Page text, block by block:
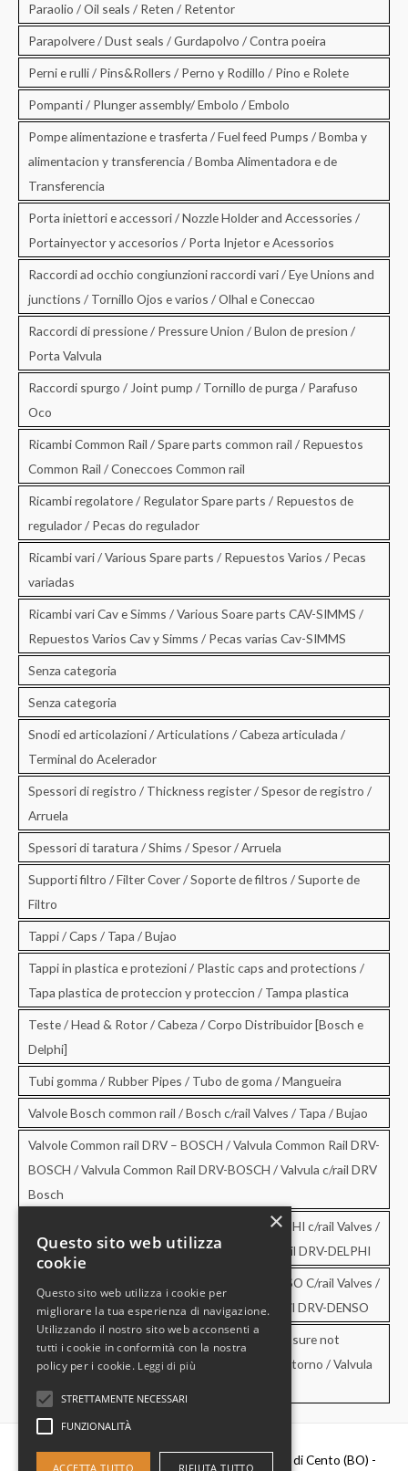
Paraolio / Oil seals / Reten / Retentor
Parapolvere / Dust seals / Gurdapolvo / Contra poeira
Perni e rulli / Pins&Rollers / Perno y Rodillo / Pino e Rolete
Pompanti / Plunger assembly/ Embolo / Embolo
Pompe alimentazione e trasferta / Fuel feed Pumps / Bomba y
alimentacion y transferencia / Bomba Alimentadora e de
Transferencia
Porta iniettori e accessori / Nozzle Holder and Accessories /
Portainyector y accesorios / Porta Injetor e Acessorios
Raccordi ad occhio congiunzioni raccordi vari / Eye Unions and
junctions / Tornillo Ojos e varios / Olhal e Coneccao
Raccordi di pressione / Pressure Union / Bulon de presion /
Porta Valvula
Raccordi spurgo / Joint pump / Tornillo de purga / Parafuso
Oco
Ricambi Common Rail / Spare parts common rail / Repuestos
Common Rail / Coneccoes Common rail
Ricambi regolatore / Regulator Spare parts / Repuestos de
regulador / Pecas do regulador
Ricambi vari / Various Spare parts / Repuestos Varios / Pecas
variadas
Ricambi vari Cav e Simms / Various Soare parts CAV-SIMMS /
Repuestos Varios Cav y Simms / Pecas varias Cav-SIMMS
Senza categoria
Senza categoria
Snodi ed articolazioni / Articulations / Cabeza articulada /
Terminal do Acelerador
Spessori di registro / Thickness register / Spesor de registro /
Arruela
Spessori di taratura / Shims / Spesor / Arruela
Supporti filtro / Filter Cover / Soporte de filtros / Suporte de
Filtro
Tappi / Caps / Tapa / Bujao
Tappi in plastica e protezioni / Plastic caps and protections /
Tapa plastica de proteccion y proteccion / Tampa plastica
Teste / Head & Rotor / Cabeza / Corpo Distribuidor [Bosch e
Delphi]
Tubi gomma / Rubber Pipes / Tubo de goma / Mangueira
Valvole Bosch common rail / Bosch c/rail Valves / Tapa / Bujao
Valvole Common rail DRV – BOSCH / Valvula Common Rail DRV-
BOSCH / Valvula Common Rail DRV-BOSCH / Valvula c/rail DRV
Bosch
Valvole Common rail DRV – DELPHI / DRV-DELPHI c/rail Valves /
Valvula Common Rail DRV-DELPHI / Valvula c/rail DRV-DELPHI
Valvole Common rail DRV – DENSO / DRV-DENSO C/rail Valves /
Valvula Common Rail DRV-DENSO / Valvula c/rail DRV-DENSO
Valvole di sovrapressione e di non ritorno / Pressure not
retourn Valves / Valvula de sobrepresion y no retorno / Valvula
de pressao e no retorno
Diesel Parts Srl - Via Del Fosso,2 40066 - Pieve di Cento (BO) -
×
Questo sito web utilizza
cookie
Questo sito web utilizza i cookie per
migliorare la tua esperienza di navigazione.
Utilizzando il nostro sito web acconsenti a
tutti i cookie in conformità con la nostra
policy per i cookie. Leggi di più
STRETTAMENTE NECESSARI
FUNZIONALITÀ
ACCETTA TUTTO RIFIUTA TUTTO